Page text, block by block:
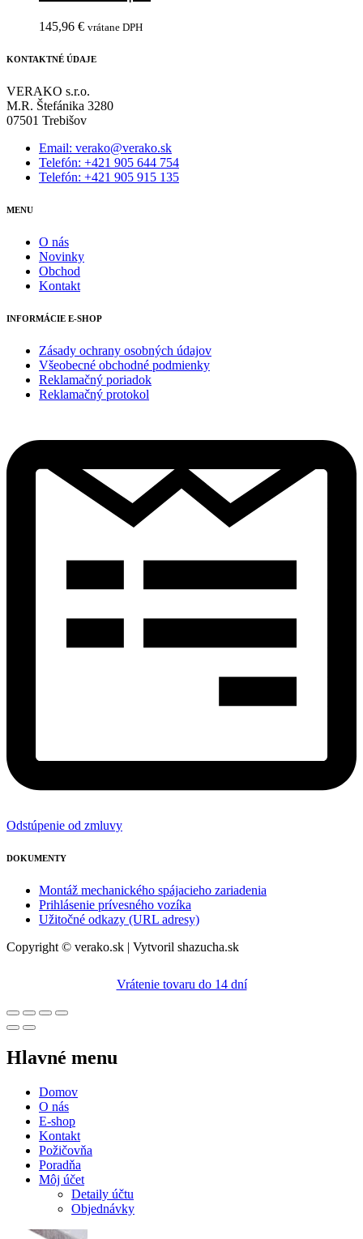
145,96 € vrátane DPH
KONTAKTNÉ ÚDAJE
VERAKO s.r.o.
M.R. Štefánika 3280
07501 Trebišov
Email: verako@verako.sk
Telefón: +421 905 644 754
Telefón: +421 905 915 135
MENU
O nás
Novinky
Obchod
Kontakt
INFORMÁCIE E-SHOP
Zásady ochrany osobných údajov
Všeobecné obchodné podmienky
Reklamačný poriadok
Reklamačný protokol
Odstúpenie od zmluvy
DOKUMENTY
Montáž mechanického spájacieho zariadenia
Prihlásenie prívesného vozíka
Užitočné odkazy (URL adresy)
Copyright © verako.sk | Vytvoril shazucha.sk
Vrátenie tovaru do 14 dní
Hlavné menu
Domov
O nás
E-shop
Kontakt
Požičovňa
Poradňa
Môj účet
Detaily účtu
Objednávky